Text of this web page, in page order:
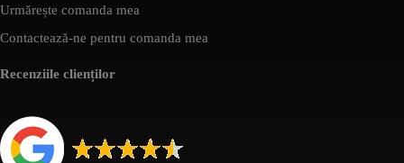
Urmărește comanda mea
Contactează-ne pentru comanda mea
Recenziile clienților